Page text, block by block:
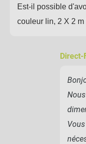
Est-il possible
couleur lin, 2 X 2 m
Direct-